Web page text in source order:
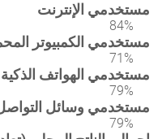
مستخدمي الإنترنت
84%
مستخدمي الكمبيوتر
71%
مستخدمي الهواتف الذكية
79%
مستخدمي وسائل
79%